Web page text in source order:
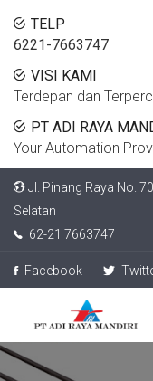
TELP
6221-7663747
VISI KAMI
Terdepan dan
PT ADI RAYA
Your Automation
Jl. Pinang Raya No.
Selatan
62-21 7663747
Facebook